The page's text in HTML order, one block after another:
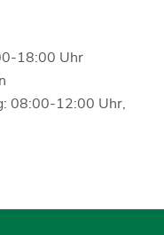
18:00 Uhr
08:00-12:00 Uhr,